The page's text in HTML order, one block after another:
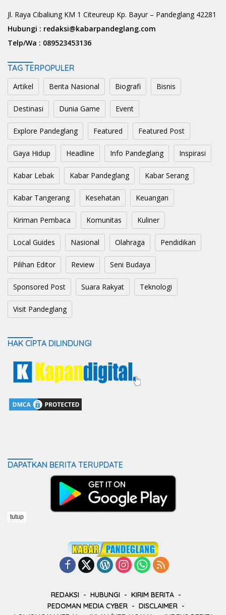
Jl. Raya Cibaliung KM 1 Citeureup Kp. Bayur – Pandeglang 42281
Hubungi : redaksi@kabarpandeglang.com
Telp/Wa : 089523453136
TAG TERPOPULER
Artikel Berita Nasional Biografi Bisnis
Destinasi Dunia Game Event
Explore Pandeglang Featured Featured Post
Gaya Hidup Headline Info Pandeglang Inspirasi
Kabar Lebak Kabar Pandeglang Kabar Serang
Kabar Tangerang Kesehatan Keuangan
Kiriman Pembaca Komunitas Kuliner
Local Guides Nasional Olahraga Pendidikan
Pilihan Editor Review Seni Budaya
Sponsored Post Suara Rakyat Teknologi
Visit Pandeglang
HAK CIPTA DILINDUNGI
DAPATKAN BERITA TERUPDATE
REDAKSI HUBUNGI
KIRIM BERITA
PEDOMAN MEDIA CYBER
DISCLAIMER
tutup